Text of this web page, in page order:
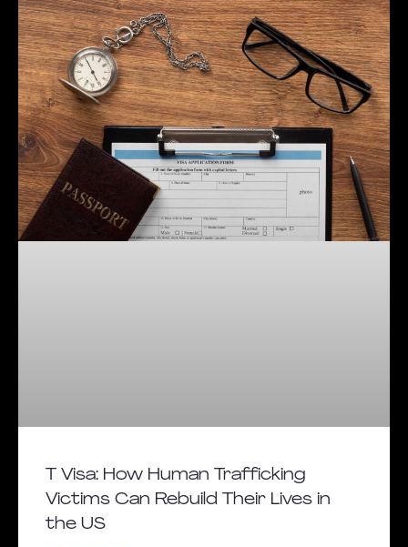
T Visa: How Human Trafficking
Victims Can Rebuild Their Lives in
the US